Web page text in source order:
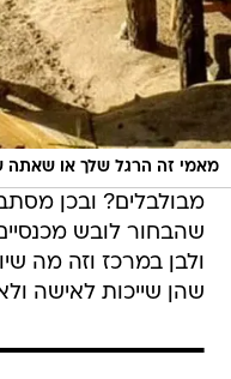
מאמי זה הרגל שלך או שאתה
מבולבלים? ובכן
שהבחור לובש
ולבן במרכז וזה מה
שהן שייכות לאישה